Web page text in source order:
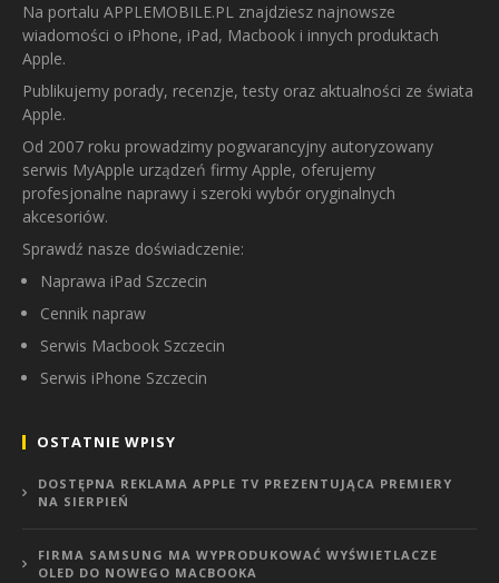
Na portalu APPLEMOBILE.PL znajdziesz najnowsze
wiadomości o iPhone, iPad, Macbook i innych produktach
Apple.
Publikujemy porady, recenzje, testy oraz aktualności ze świata
Apple.
Od 2007 roku prowadzimy pogwarancyjny autoryzowany
serwis MyApple urządzeń firmy Apple, oferujemy
profesjonalne naprawy i szeroki wybór oryginalnych
akcesoriów.
Sprawdź nasze doświadczenie:
Naprawa iPad Szczecin
Cennik napraw
Serwis Macbook Szczecin
Serwis iPhone Szczecin
OSTATNIE WPISY
DOSTĘPNA REKLAMA APPLE TV PREZENTUJĄCA PREMIERY
NA SIERPIEŃ
FIRMA SAMSUNG MA WYPRODUKOWAĆ WYŚWIETLACZE
OLED DO NOWEGO MACBOOKA